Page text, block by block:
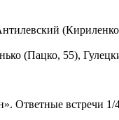
(Пацко, 55),
Ответные встречи 1/